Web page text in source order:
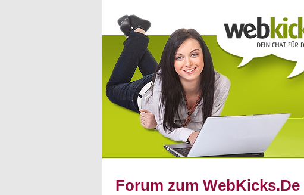
Forum zum WebKicks.De